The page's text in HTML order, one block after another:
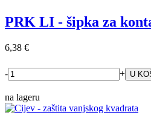
PRK LI - šipka za
6,38 €
- +
na lageru